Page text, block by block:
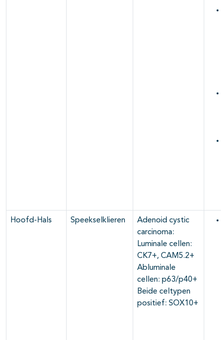
Hoofd-Hals Speekselklieren
Adenoid cystic
carcinoma:
Luminale cellen:
CK7+, CAM5.2+
Abluminale
cellen: p63/p40+
Beide celtypen
positief: SOX10+